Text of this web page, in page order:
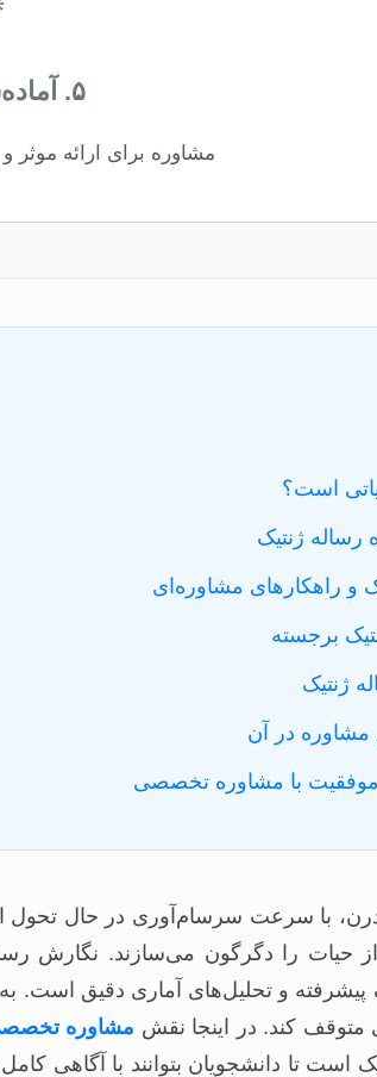
۵. آماده‌سازی دفاع
مشاوره برای ارائه موثر
است؟
رساله ژنتیک
و راهکارهای مشاوره‌ای
برجسته
ژنتیک
در آن
موفقیت با مشاوره تخصصی
را دگرگون می‌سازند. نگارش
پیشرفته و تحلیل‌های آماری دقیق
متوقف کند. در اینجا نقش مشاوره
تا دانشجویان بتوانند با آگاهی